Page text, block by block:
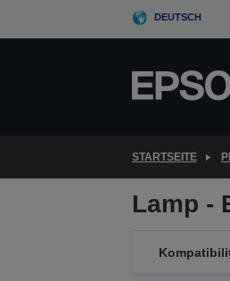
DEUTSCH
STARTSEITE
Lamp -